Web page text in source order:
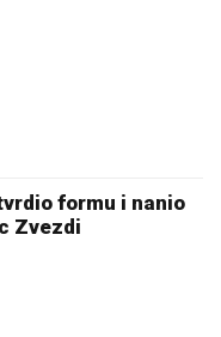
formu i nanio
Zvezdi